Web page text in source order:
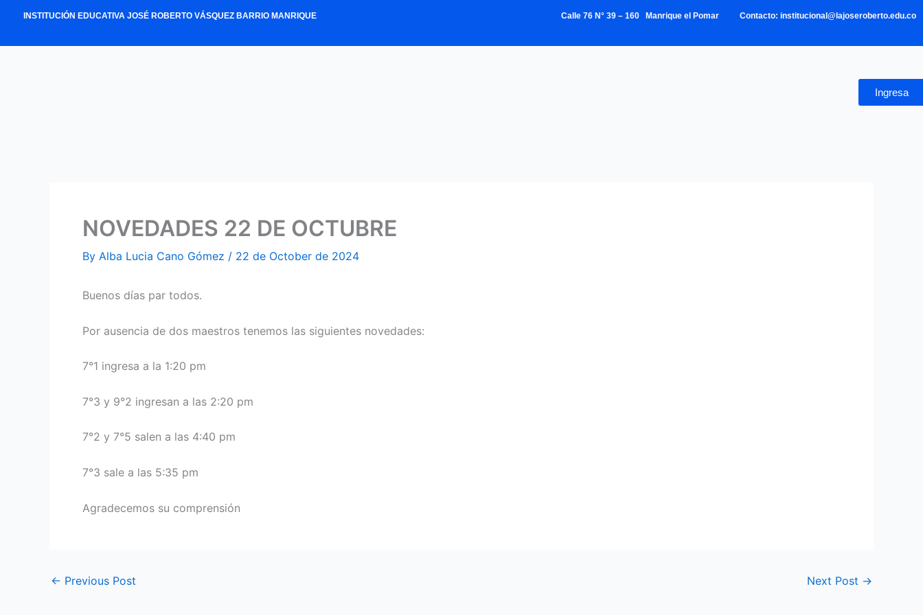
content
INSTITUCIÓN EDUCATIVA JOSÉ ROBERTO VÁSQUEZ BARRIO MANRIQUE Calle 76 N° 39 – 160 Manrique el Pomar Contacto: institucional@lajoseroberto.edu.co
Ingresa
NOVEDADES 22 DE OCTUBRE
By Alba Lucia Cano Gómez / 22 de October de 2024
Buenos días par todos.
Por ausencia de dos maestros tenemos las siguientes novedades:
7°1 ingresa a la 1:20 pm
7°3 y 9°2 ingresan a las 2:20 pm
7°2 y 7°5 salen a las 4:40 pm
7°3 sale a las 5:35 pm
Agradecemos su comprensión
← Previous Post Next Post →